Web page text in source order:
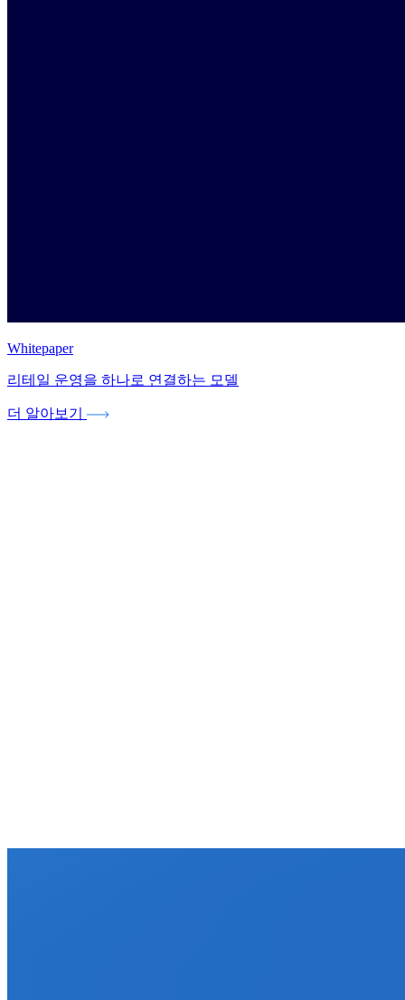
Whitepaper
리테일 운영을 하나로 연결하는 모델
더 알아보기